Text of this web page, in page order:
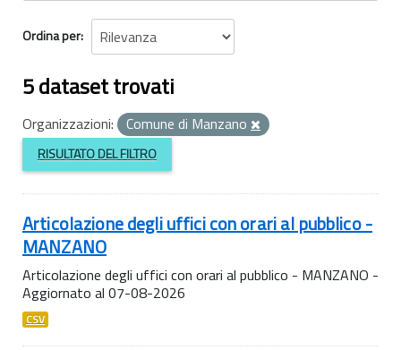
Ordina per
5 dataset trovati
Organizzazioni: Comune di Manzano
RISULTATO DEL FILTRO
Articolazione degli uffici con orari al pubblico -
MANZANO
Articolazione degli uffici con orari al pubblico - MANZANO -
Aggiornato al 07-08-2026
CSV